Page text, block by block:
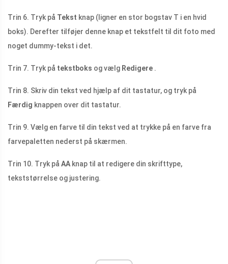
Trin 6. Tryk på Tekst knap (ligner en stor bogstav T i en hvid
boks). Derefter tilføjer denne knap et tekstfelt til dit foto med
noget dummy-tekst i det.
Trin 7. Tryk på tekstboks og vælg Redigere .
Trin 8. Skriv din tekst ved hjælp af dit tastatur, og tryk på
Færdig knappen over dit tastatur.
Trin 9. Vælg en farve til din tekst ved at trykke på en farve fra
farvepaletten nederst på skærmen.
Trin 10. Tryk på AA knap til at redigere din skrifttype,
tekststørrelse og justering.